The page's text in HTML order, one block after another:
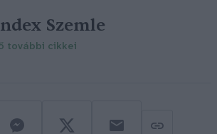
Szemle
további cikkei